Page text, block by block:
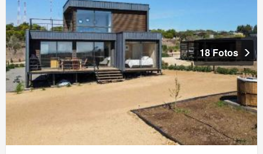
18 Fotos